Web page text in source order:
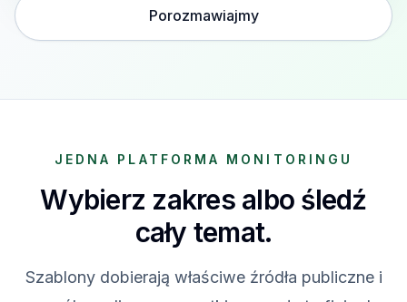
Porozmawiajmy
JEDNA PLATFORMA MONITORINGU
Wybierz zakres albo śledź
cały temat.
Szablony dobierają właściwe źródła publiczne i